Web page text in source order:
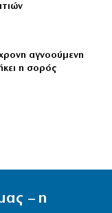
αγνοούμενη
η σορός
– η